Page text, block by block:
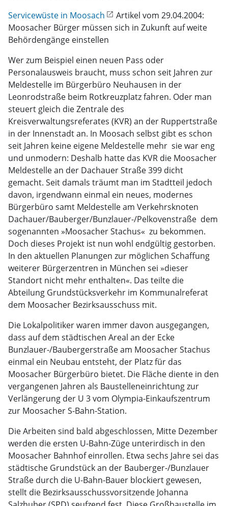
Servicewüste in Moosach
Artikel vom 29.04.2004:
Moosacher Bürger müssen sich in Zukunft auf weite
Behördengänge einstellen
Wer zum Beispiel einen neuen Pass oder
Personalausweis braucht, muss schon seit Jahren zur
Meldestelle im Bürgerbüro Neuhausen in der
Leonrodstraße beim Rotkreuzplatz fahren. Oder man
steuert gleich die Zentrale des
Kreisverwaltungsreferates (KVR) an der Ruppertstraße
in der Innenstadt an. In Moosach selbst gibt es schon
seit Jahren keine eigene Meldestelle mehr  sie war eng
und unmodern: Deshalb hatte das KVR die Moosacher
Meldestelle an der Dachauer Straße 399 dicht
gemacht. Seit damals träumt man im Stadtteil jedoch
davon, irgendwann einmal ein neues, modernes
Bürgerbüro samt Meldestelle am Verkehrsknoten
Dachauer/Bauberger/Bunzlauer-/Pelkovenstraße  dem
sogenannten »Moosacher Stachus«  zu bekommen.
Doch dieses Projekt ist nun wohl endgültig gestorben.
In den aktuellen Planungen zur möglichen Schaffung
weiterer Bürgerzentren in München sei »dieser
Standort nicht mehr enthalten«. Das teilte die
Abteilung Grundstücksverkehr im Kommunalreferat
dem Moosacher Bezirksausschuss mit.
Die Lokalpolitiker waren immer davon ausgegangen,
dass auf dem städtischen Areal an der Ecke
Bunzlauer-/Baubergerstraße am Moosacher Stachus
einmal ein Neubau entsteht, der Platz für das
Moosacher Bürgerbüro bietet. Die Fläche diente in den
vergangenen Jahren als Baustelleneinrichtung zur
Verlängerung der U 3 vom Olympia-Einkaufszentrum
zur Moosacher S-Bahn-Station.
Die Arbeiten sind bald abgeschlossen, Mitte Dezember
werden die ersten U-Bahn-Züge unterirdisch in den
Moosacher Bahnhof einrollen. Etwa sechs Jahre sei das
städtische Grundstück an der Bauberger-/Bunzlauer
Straße durch die U-Bahn-Bauer blockiert gewesen,
stellt die Bezirksausschussvorsitzende Johanna